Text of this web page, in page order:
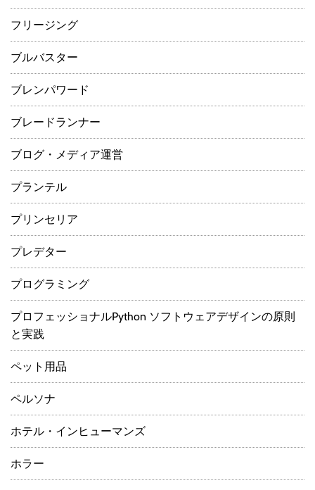
フリージング
ブルバスター
ブレンパワード
ブレードランナー
ブログ・メディア運営
プランテル
プリンセリア
プレデター
プログラミング
プロフェッショナルPython ソフトウェアデザインの原則
と実践
ペット用品
ペルソナ
ホテル・インヒューマンズ
ホラー